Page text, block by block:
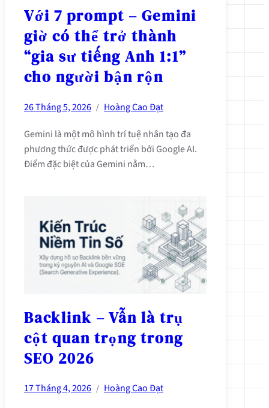
Với 7 prompt – Gemini
giờ có thể trở thành
“gia sư tiếng Anh 1:1”
cho người bận rộn
26 Tháng 5, 2026 / Hoàng Cao Đạt
Gemini là một mô hình trí tuệ nhân tạo đa
phương thức được phát triển bởi Google AI.
Điểm đặc biệt của Gemini nằm…
Backlink – Vẫn là trụ
cột quan trọng trong
SEO 2026
17 Tháng 4, 2026 / Hoàng Cao Đạt